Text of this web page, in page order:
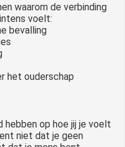
waarom de verbinding
voelt:
bevalling
het ouderschap
hebben op hoe jij je voelt
niet dat je geen